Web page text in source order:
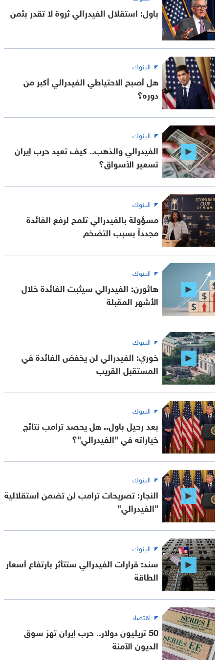
باول: استقلال الفيدرالي ثروة لا تقدر بثمن
البنوك
هل أصبح الاحتياطي الفيدرالي أكبر من
دوره؟
البنوك
الفيدرالي والذهب.. كيف تعيد حرب إيران
تسعير الأسواق؟
البنوك
مسؤولة بالفيدرالي تلمح لرفع الفائدة
مجدداً بسبب التضخم
البنوك
هاثورن: الفيدرالي سيثبت الفائدة خلال
الأشهر المقبلة
البنوك
خوري: الفيدرالي لن يخفض الفائدة في
المستقبل القريب
البنوك
بعد رحيل باول.. هل يحصد ترامب نتائج
خياراته في "الفيدرالي"؟
البنوك
النجار: تصريحات ترامب لن تضمن استقلالية
"الفيدرالي"
البنوك
سند: قرارات الفيدرالي ستتأثر بارتفاع أسعار
الطاقة
اقتصاد
50 تريليون دولار.. حرب إيران تهز سوق
الديون الآمنة